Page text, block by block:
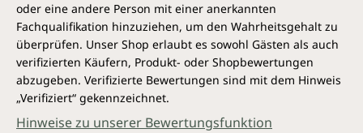
oder eine andere Person mit einer anerkannten
Fachqualifikation hinzuziehen, um den Wahrheitsgehalt zu
überprüfen. Unser Shop erlaubt es sowohl Gästen als auch
verifizierten Käufern, Produkt- oder Shopbewertungen
abzugeben. Verifizierte Bewertungen sind mit dem Hinweis
„Verifiziert“ gekennzeichnet.
Hinweise zu unserer Bewertungsfunktion